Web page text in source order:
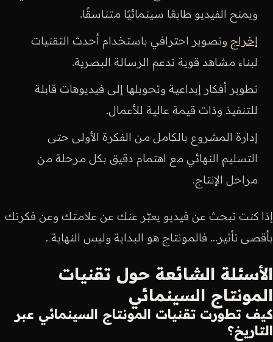
ويمنح الفيديو طابعًا سينمائيًا متناسقًا.
إخراج وتصوير احترافي باستخدام أحدث التقنيات
لبناء مشاهد قوية تدعم الرسالة البصرية.
تطوير أفكار إبداعية وتحويلها إلى فيديوهات قابلة
للتنفيذ وذات قيمة عالية للأعمال.
إدارة المشروع بالكامل من الفكرة الأولى حتى
التسليم النهائي مع اهتمام دقيق بكل مرحلة من
مراحل الإنتاج.
إذا كنت تبحث عن فيديو يعبّر عنك عن علامتك وعن فكرتك
بأقصى تأثير… فالمونتاج هو البداية وليس النهاية .
الأسئلة الشائعة حول تقنيات
المونتاج السينمائي
كيف تطورت تقنيات المونتاج السينمائي عبر
التاريخ؟